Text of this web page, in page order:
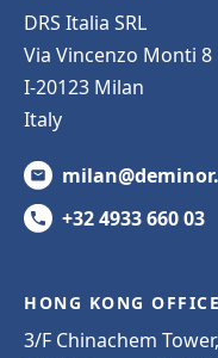
DRS Italia SRL
Via Vincenzo Monti 8
I-20123 Milan
Italy
+32 4933 660 03
HONG KONG OFFICE
3/F Chinachem Tower,